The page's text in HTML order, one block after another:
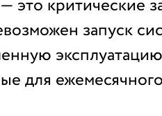
это критические
запуск
для